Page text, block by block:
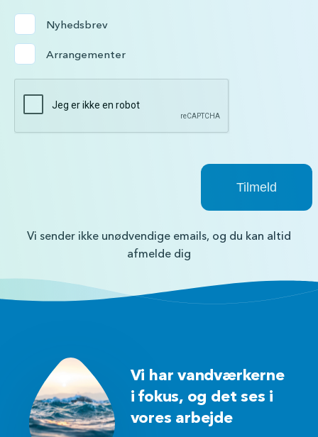
Nyhedsbrev
Arrangementer
Vi sender ikke unødvendige emails, og du kan altid
afmelde dig
Vi har vandværkerne
i fokus, og det ses i
vores arbejde